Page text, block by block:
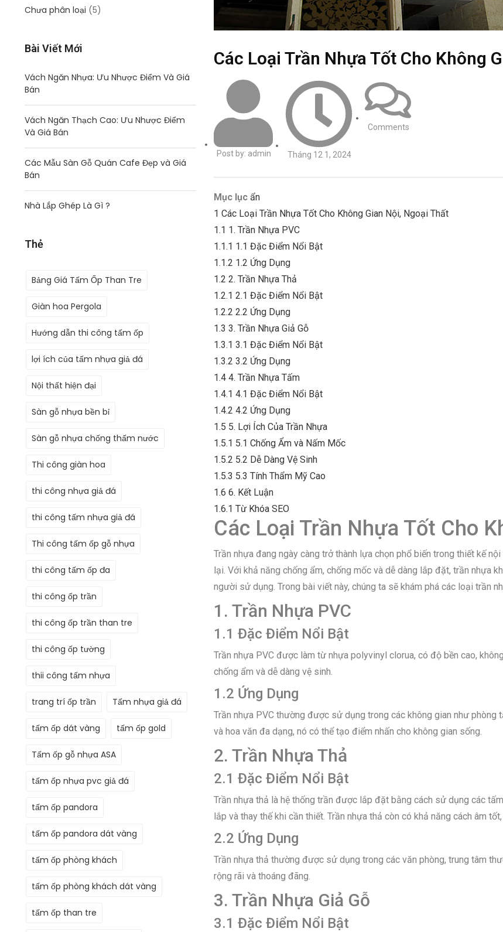
Chưa phân loại (5)
Bài Viết Mới
Vách Ngăn Nhựa: Ưu Nhược Điểm Và Giá
Bán
Vách Ngăn Thạch Cao: Ưu Nhược Điểm
Và Giá Bán
Các Mẫu Sàn Gỗ Quán Cafe Đẹp và Giá
Bán
Nhà Lắp Ghép Là Gì ?
Thẻ
Bảng Giá Tấm Ốp Than Tre
Giàn hoa Pergola
Hướng dẫn thi công tấm ốp
lợi ích của tấm nhựa giả đá
Nội thất hiện đại
Sàn gỗ nhựa bền bỉ
Sàn gỗ nhựa chống thấm nước
Thi công giàn hoa
thi công nhựa giả đá
thi công tấm nhựa giả đá
Thi công tấm ốp gỗ nhựa
thi công tấm ốp đa
thi công ốp trần
thi công ốp trần than tre
thi công ốp tường
thii công tấm nhựa
trang trí ốp trần Tấm nhựa giả đá
tấm ốp dát vàng tấm ốp gold
Tấm ốp gỗ nhựa ASA
tấm ốp nhựa pvc giả đá
tấm ốp pandora
tấm ốp pandora dát vàng
tấm ốp phòng khách
tấm ốp phòng khách dát vàng
tấm ốp than tre
Các Loại Trần Nhựa Tốt Cho Không
Post by: admin Tháng 12 1, 2024
Comments
Mục lục ẩn
1 Các Loại Trần Nhựa Tốt Cho Không Gian Nội, Ngoại Thất
1.1 1. Trần Nhựa PVC
1.1.1 1.1 Đặc Điểm Nổi Bật
1.1.2 1.2 Ứng Dụng
1.2 2. Trần Nhựa Thả
1.2.1 2.1 Đặc Điểm Nổi Bật
1.2.2 2.2 Ứng Dụng
1.3 3. Trần Nhựa Giả Gỗ
1.3.1 3.1 Đặc Điểm Nổi Bật
1.3.2 3.2 Ứng Dụng
1.4 4. Trần Nhựa Tấm
1.4.1 4.1 Đặc Điểm Nổi Bật
1.4.2 4.2 Ứng Dụng
1.5 5. Lợi Ích Của Trần Nhựa
1.5.1 5.1 Chống Ẩm và Nấm Mốc
1.5.2 5.2 Dễ Dàng Vệ Sinh
1.5.3 5.3 Tính Thẩm Mỹ Cao
1.6 6. Kết Luận
1.6.1 Từ Khóa SEO
Các Loại Trần Nhựa Tốt Cho
Trần nhựa đang ngày càng trở thành lựa chọn phổ biến trong thiết kế
lại. Với khả năng chống ẩm, chống mốc và dễ dàng lắp đặt, trần nhựa
người sử dụng. Trong bài viết này, chúng ta sẽ khám phá các loại trần
1. Trần Nhựa PVC
1.1 Đặc Điểm Nổi Bật
Trần nhựa PVC được làm từ nhựa polyvinyl clorua, có độ bền cao,
chống ẩm và dễ dàng vệ sinh.
1.2 Ứng Dụng
Trần nhựa PVC thường được sử dụng trong các không gian như phòng
và hoa văn đa dạng, nó có thể tạo điểm nhấn cho không gian sống.
2. Trần Nhựa Thả
2.1 Đặc Điểm Nổi Bật
Trần nhựa thả là hệ thống trần được lắp đặt bằng cách sử dụng các
lắp và thay thế khi cần thiết. Trần nhựa thả còn có khả năng cách âm
2.2 Ứng Dụng
Trần nhựa thả thường được sử dụng trong các văn phòng, trung tâm
rộng rãi và thoáng đãng.
3. Trần Nhựa Giả Gỗ
3.1 Đặc Điểm Nổi Bật